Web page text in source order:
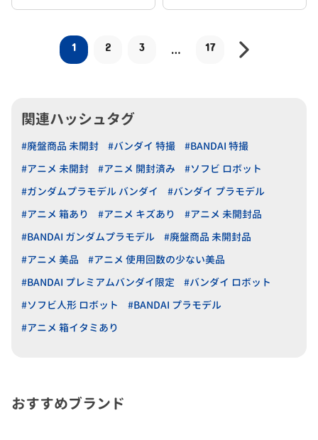
1 2 3 … 17
関連ハッシュタグ
#廃盤商品 未開封 #バンダイ 特撮
#BANDAI 特撮
#アニメ 未開封
#アニメ 開封済み
#ソフビ ロボット
#ガンダムプラモデル バンダイ
#バンダイ プラモデル
#アニメ 箱あり
#アニメ キズあり
#アニメ 未開封品
#BANDAI ガンダムプラモデル
#廃盤商品 未開封品
#アニメ 美品
#アニメ 使用回数の少ない美品
#BANDAI プレミアムバンダイ限定
#バンダイ ロボット
#ソフビ人形 ロボット
#BANDAI プラモデル
#アニメ 箱イタミあり
おすすめブランド